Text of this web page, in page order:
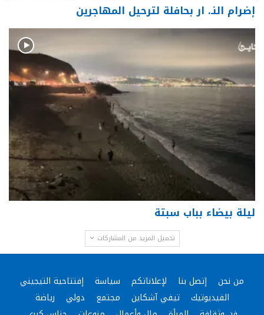
إضرام النـ. ار بحافلة لترحيل المهاجرين
ليلة بيضاء بباب سبتة
تحميل المزيد من المشاركات
من نحن إتصل بنا لإعلاناتكم سياسة
إفتتاحية التيجيني
الفيديوتيك
تيفي آشكاين مجتمع دولي
رياضة